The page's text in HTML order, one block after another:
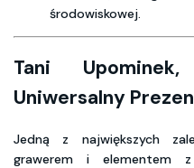
środowiskowej.
Tani
Uniwersalny
Jedną z największych
grawerem i elementem